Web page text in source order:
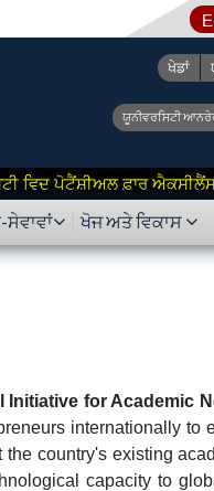
ਖੇਡਾਂ
ਯੂਨੀਵਰਸਿਟੀ
ਵਿਦ ਪੋਟੈਂਸ਼ੀਅਲ ਫ਼ਾਰ ਐਕਸੀਲੈਂਸ
ਖੋਜ ਅਤੇ ਵਿਕਾਸ
Initiative for Academic
internationally to
country's existing
capacity to